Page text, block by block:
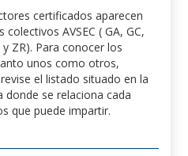
certificados aparecen
AVSEC ( GA, GC,
y ZR). Para conocer los
unos como otros,
el listado situado en la
donde se relaciona cada
que puede impartir.